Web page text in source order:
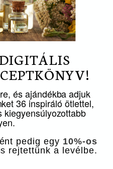
és ajándékba adjuk
36 inspiráló ötlettel,
kiegyensúlyozottabb
pedig egy 10%-os
rejtettünk a levélbe.